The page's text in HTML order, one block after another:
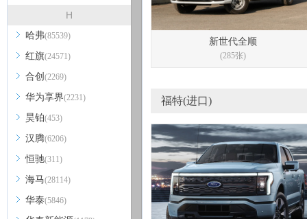
H
哈弗(85539)
红旗(24571)
合创 (2269)
华为享界(2231)
昊铂(453)
汉腾(6206)
恒驰(311)
海马(28114)
华泰(5846)
新世代全顺
(285张)
福特(进口)